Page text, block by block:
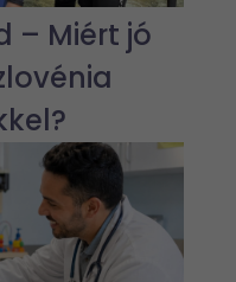
– Miért jó